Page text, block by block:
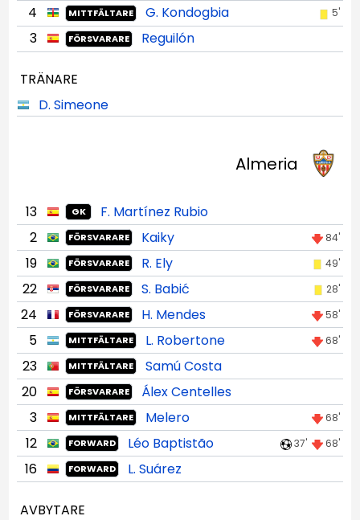
4
MITTFÄLTARE G. Kondogbia 5'
3 FÖRSVARARE Reguilón
TRÄNARE
D. Simeone
Almeria
13 GK
F. Martínez Rubio
2
FÖRSVARARE Kaiky 84'
19 FÖRSVARARE R. Ely 49'
22 FÖRSVARARE S. Babić 28'
24 FÖRSVARARE H. Mendes 58'
5 MITTFÄLTARE L. Robertone 68'
23 MITTFÄLTARE
Samú Costa
20
FÖRSVARARE
Álex Centelles
3
MITTFÄLTARE Melero 68'
12 FORWARD Léo Baptistão 37' 68'
16 FORWARD L. Suárez
AVBYTARE